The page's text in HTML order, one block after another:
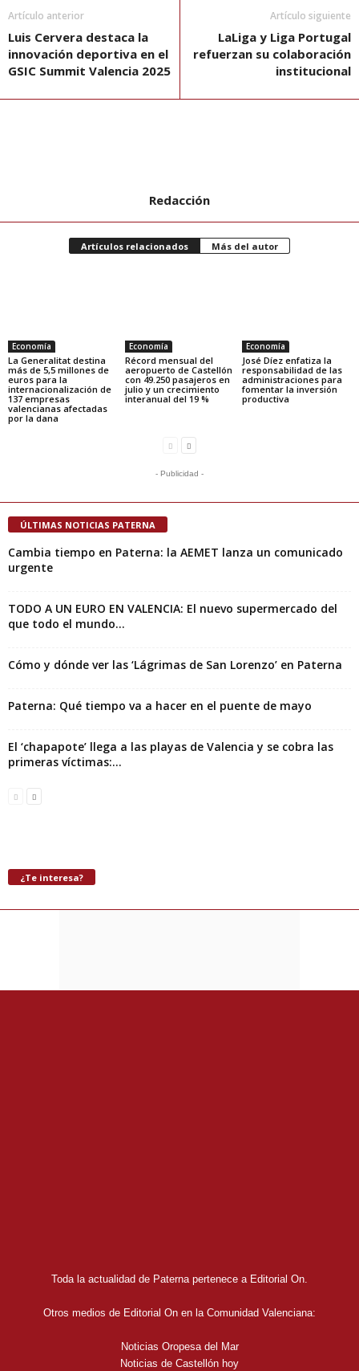
Artículo anterior
Luis Cervera destaca la
innovación deportiva en el
GSIC Summit Valencia 2025
Artículo siguiente
LaLiga y Liga Portugal
refuerzan su colaboración
institucional
Redacción
Artículos relacionados Más del autor
Economía
La Generalitat destina
más de 5,5 millones de
euros para la
internacionalización de
137 empresas
valencianas afectadas
por la dana
Economía
Récord mensual del
aeropuerto de Castellón
con 49.250 pasajeros en
julio y un crecimiento
interanual del 19 %
Economía
José Díez enfatiza la
responsabilidad de las
administraciones para
fomentar la inversión
productiva
- Publicidad -
ÚLTIMAS NOTICIAS PATERNA
Cambia tiempo en Paterna: la AEMET lanza un comunicado
urgente
TODO A UN EURO EN VALENCIA: El nuevo supermercado del
que todo el mundo...
Cómo y dónde ver las ‘Lágrimas de San Lorenzo’ en Paterna
Paterna: Qué tiempo va a hacer en el puente de mayo
El ‘chapapote’ llega a las playas de Valencia y se cobra las
primeras víctimas:...
¿Te interesa?
Toda la actualidad de Paterna pertenece a Editorial On.
Otros medios de Editorial On en la Comunidad Valenciana:
Noticias Oropesa del Mar
Noticias de Castellón hoy